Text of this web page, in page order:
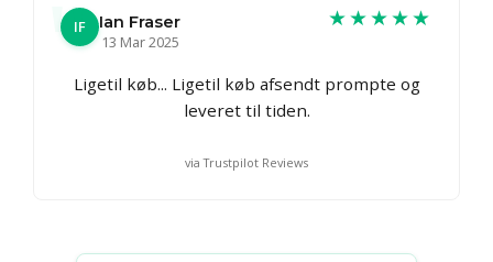
IF
Ian Fraser
13 Mar 2025
★★★★★
Ligetil køb... Ligetil køb afsendt prompte og
leveret til tiden.
via Trustpilot Reviews